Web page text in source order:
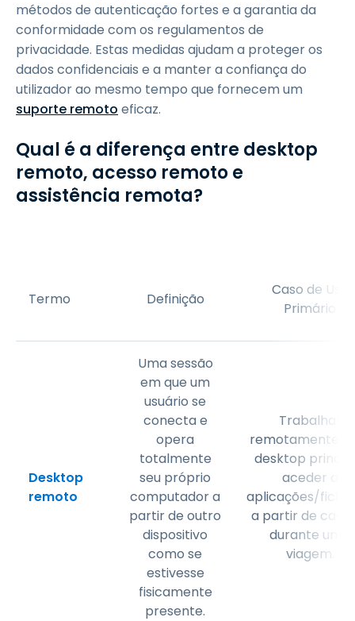
métodos de autenticação fortes e a garantia da
conformidade com os regulamentos de
privacidade. Estas medidas ajudam a proteger os
dados confidenciais e a manter a confiança do
utilizador ao mesmo tempo que fornecem um
suporte remoto eficaz.
Qual é a diferença entre desktop
remoto, acesso remoto e
assistência remota?
Termo Definição
Caso de Uso
Primário
Desktop
remoto
Uma sessão
em que um
usuário se
conecta e
opera
totalmente
seu próprio
computador a
partir de outro
dispositivo
como se
estivesse
fisicamente
presente.
Trabalhar
remotamente
desktop
aceder a
aplicações/
a partir de casa
durante uma
viagem.